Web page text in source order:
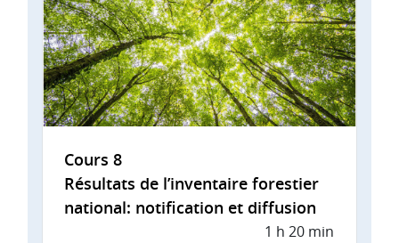
Cours 8
Résultats de l’inventaire forestier
national: notification et diffusion
1 h 20 min